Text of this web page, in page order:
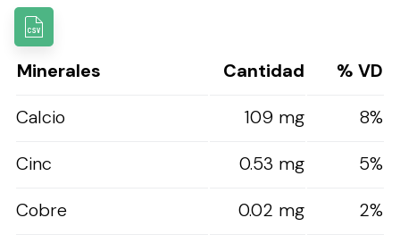
Minerales Cantidad
% VD
Calcio
109 mg
8%
Cinc
0.53 mg
5%
Cobre
0.02 mg
2%